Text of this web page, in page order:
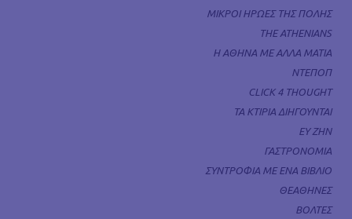
ΜΙΚΡΟΙ ΗΡΩΕΣ ΤΗΣ ΠΟΛΗΣ
THE ATHENIANS
Η ΑΘΗΝΑ ΜΕ ΑΛΛΑ ΜΑΤΙΑ
ΝΤΕΠΟΠ
CLICK 4 THOUGHT
ΤΑ ΚΤΙΡΙΑ ΔΙΗΓΟΥΝΤΑΙ
ΕΥ ΖΗΝ
ΓΑΣΤΡΟΝΟΜΙΑ
ΣΥΝΤΡΟΦΙΑ ΜΕ ΕΝΑ ΒΙΒΛΙΟ
ΘΕΑΘΗΝΕΣ
ΒΟΛΤΕΣ